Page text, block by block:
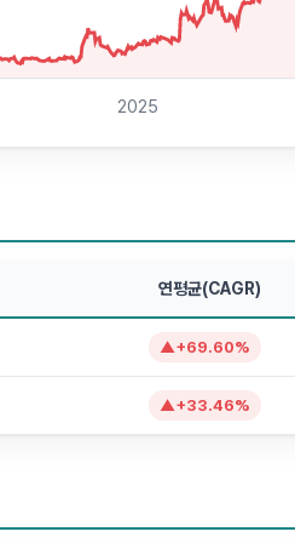
2025
연평균(CAGR)
▲+69.60%
▲+33.46%